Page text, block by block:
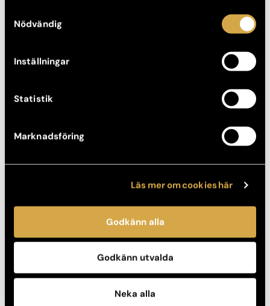
mer information om hur varje kategori används.
Nödvändig
Inställningar
Statistik
Marknadsföring
Läs mer om cookies här
Godkänn alla
Godkänn utvalda
Neka alla
RUNDTUR PÅ AKADEMIKLINIKEN
enhet i Storängsbotten, Stockholm.
Detta är en av få verksamheter inom estetisk plastikkirurgi som
har sjukhusklassad struktur och säkerhetsnivå. Här arbetar
kirurger, sjuksköterskor, tandläkare, hudterapeuter och
administrativ personal tillsammans för att skapa en så trygg
och säker vårdmiljö för dig som möjligt.